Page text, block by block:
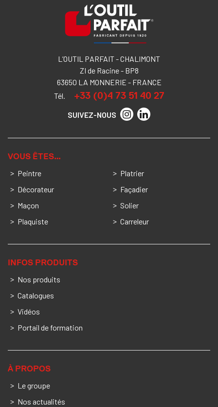
L’OUTIL PARFAIT - CHALIMONT
ZI de Racine - BP8
63650 LA MONNERIE - FRANCE
Tél.
+33 (0)4 73 51 40 27
SUIVEZ-NOUS
VOUS ÊTES…
Peintre
Décorateur
Maçon
Plaquiste
Platrier
Façadier
Solier
Carreleur
INFOS PRODUITS
Nos produits
Catalogues
Vidéos
Portail de formation
À PROPOS
Le groupe
Nos actualités